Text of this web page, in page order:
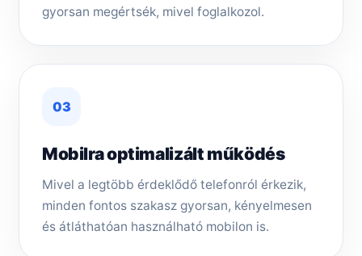
gyorsan megértsék, mivel foglalkozol.
03
Mobilra optimalizált működés
Mivel a legtöbb érdeklődő telefonról érkezik,
minden fontos szakasz gyorsan, kényelmesen
és átláthatóan használható mobilon is.